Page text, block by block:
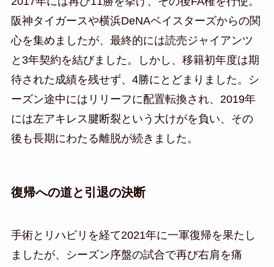
阪神タイガースや横浜DeNAベイスターズからの関
心を集めましたが、最終的には読売ジャイアンツ
と3年契約を結びました。しかし、移籍初年度は期
待された成績を残せず、4勝にとどまりました。シ
ーズン途中にはリリーフに配置転換され、2019年
には左アキレス腱断裂という大けがを負い、その
後も長期にわたる離脱が続きました。
復帰への道と引退の決断
手術とリハビリを経て2021年に一軍復帰を果たし
ましたが、シーズン序盤の試合で再び右肩を痛